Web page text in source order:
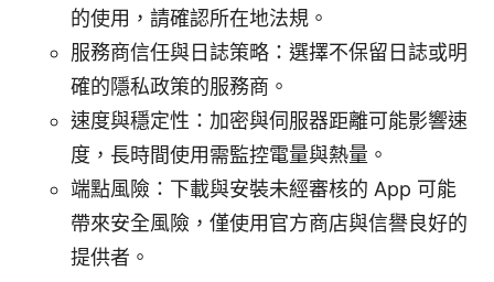
的使用，請確認所在地法規。
服務商信任與日誌策略：選擇不保留日誌或明
確的隱私政策的服務商。
速度與穩定性：加密與伺服器距離可能影響速
度，長時間使用需監控電量與熱量。
端點風險：下載與安裝未經審核的 App 可能
帶來安全風險，僅使用官方商店與信譽良好的
提供者。